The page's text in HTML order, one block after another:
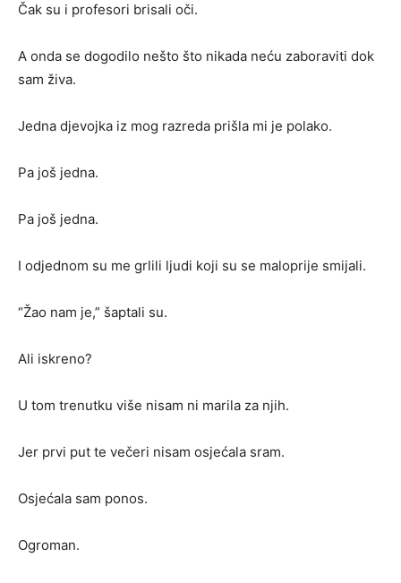
Čak su i profesori brisali oči.
A onda se dogodilo nešto što nikada neću zaboraviti dok
sam živa.
Jedna djevojka iz mog razreda prišla mi je polako.
Pa još jedna.
Pa još jedna.
I odjednom su me grlili ljudi koji su se maloprije smijali.
“Žao nam je,” šaptali su.
Ali iskreno?
U tom trenutku više nisam ni marila za njih.
Jer prvi put te večeri nisam osjećala sram.
Osjećala sam ponos.
Ogroman.